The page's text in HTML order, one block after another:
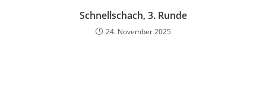
Schnellschach, 3. Runde
24. November 2025